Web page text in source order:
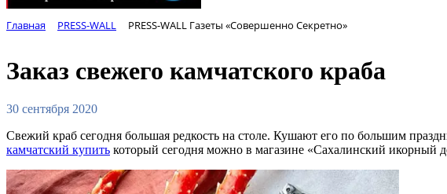
Главная PRESS-WALL PRESS-WALL Газеты «Совершенно Секретно»
Заказ свежего камчатского краба
30 сентября 2020
Свежий краб сегодня большая редкость на столе. Кушают его по большим
камчатский купить который сегодня можно в магазине «Сахалинский икорный